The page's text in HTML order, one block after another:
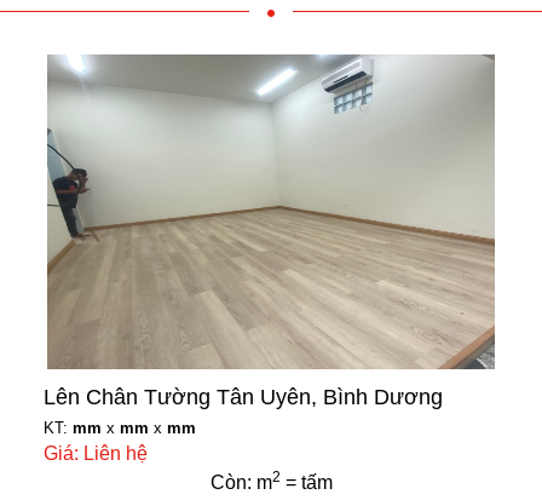
Lên Chân Tường Tân Uyên, Bình Dương
KT: mm x mm x mm
Giá: Liên hệ
Còn: m2 = tấm